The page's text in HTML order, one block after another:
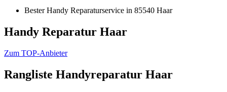
Bester Handy Reparaturservice in 85540 Haar
Handy Reparatur Haar
Zum TOP-Anbieter
Rangliste Handyreparatur Haar